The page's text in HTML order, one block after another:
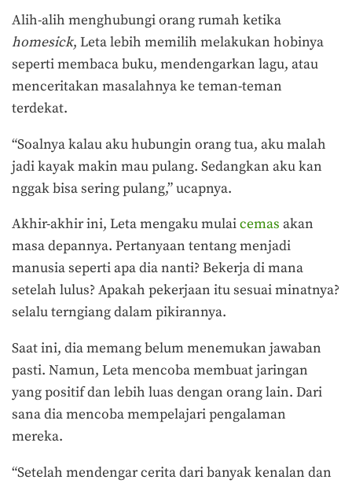
Alih-alih menghubungi orang rumah ketika
homesick, Leta lebih memilih melakukan hobinya
seperti membaca buku, mendengarkan lagu, atau
menceritakan masalahnya ke teman-teman
terdekat.
“Soalnya kalau aku hubungin orang tua, aku malah
jadi kayak makin mau pulang. Sedangkan aku kan
nggak bisa sering pulang,” ucapnya.
Akhir-akhir ini, Leta mengaku mulaicemas akan
masa depannya. Pertanyaan tentang menjadi
manusia seperti apa dia nanti? Bekerja di mana
setelah lulus? Apakah pekerjaan itu sesuai minatnya?
selalu terngiang dalam pikirannya.
Saat ini, dia memang belum menemukan jawaban
pasti. Namun, Leta mencoba membuat jaringan
yang positif dan lebih luas dengan orang lain. Dari
sana dia mencoba mempelajari pengalaman
mereka.
“Setelah mendengar cerita dari banyak kenalan dan